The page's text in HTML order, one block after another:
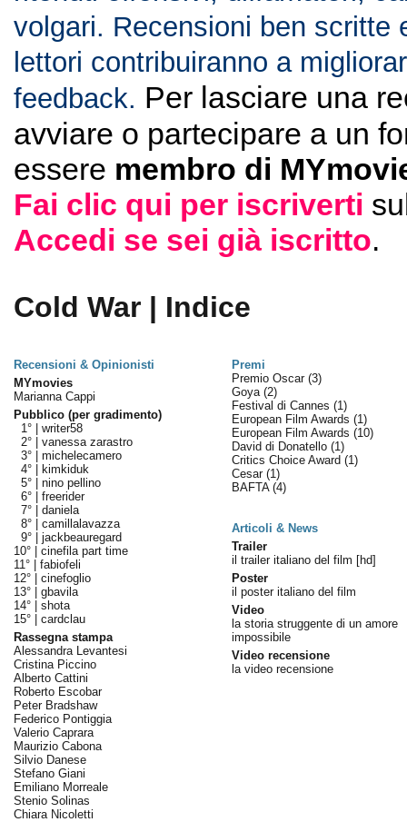
volgari. Recensioni ben scritte
lettori contribuiranno a
feedback. Per lasciare una
avviare o partecipare a un
essere membro di
Fai clic qui per iscriverti
Accedi se sei già iscritto.
Cold War | Indice
Recensioni & Opinionisti
Premi
MYmovies
Marianna Cappi
Pubblico (per gradimento)
1° | writer58
2° | vanessa zarastro
3° | michelecamero
4° |
kimkiduk
5° | nino pellino
6° | freerider
7° | daniela
8° | camillalavazza
9° | jackbeauregard
10° | cinefila part time
11° | fabiofeli
12° | cinefoglio
13° | gbavila
14° | shota
15° | cardclau
Rassegna stampa
Alessandra Levantesi
Cristina Piccino
Alberto Cattini
Roberto Escobar
Peter Bradshaw
Federico Pontiggia
Valerio Caprara
Maurizio Cabona
Silvio Danese
Stefano Giani
Emiliano Morreale
Stenio Solinas
Chiara Nicoletti
Premio Oscar (3)
Goya (2)
Festival di Cannes (1)
European Film Awards (1)
European Film Awards (10)
David di Donatello (1)
Critics Choice Award (1)
Cesar (1)
BAFTA (4)
Articoli & News
Trailer
il trailer italiano del film [hd]
Poster
il poster italiano del film
Video
la storia struggente di un amore
impossibile
Video recensione
la video recensione